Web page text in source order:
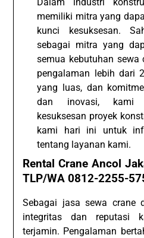
memiliki mitra yang
kunci kesuksesan.
sebagai mitra yang
semua kebutuhan sewa
pengalaman lebih dari
yang luas, dan
dan inovasi, kami
kesuksesan proyek
kami hari ini untuk
tentang layanan kami.
Rental Crane Ancol
TLP/WA 0812-2255-
Sebagai jasa sewa crane
integritas dan reputasi
terjamin. Pengalaman